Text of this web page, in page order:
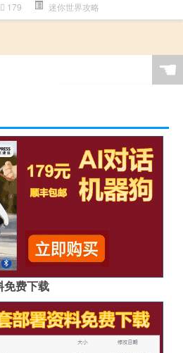
179 迷你世界攻略
☚
免费下载